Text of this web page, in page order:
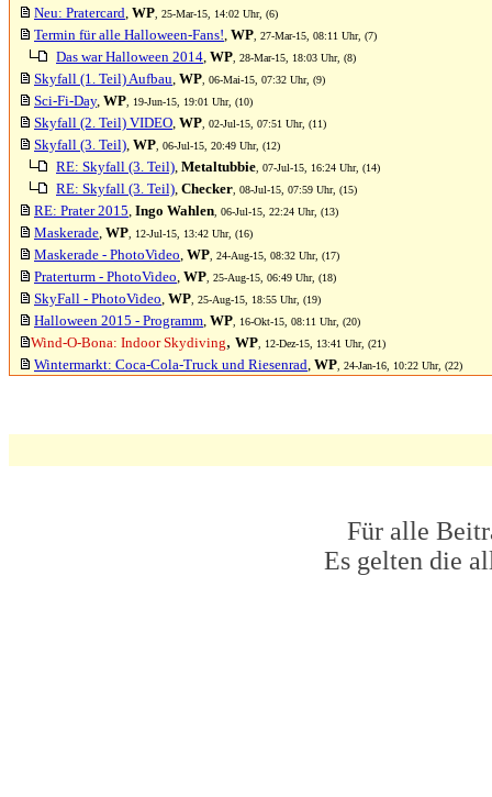
Neu: Pratercard, WP , 25-Mar-15, 14:02 Uhr, (6)
Termin für alle Halloween-Fans!, WP , 27-Mar-15, 08:11 Uhr, (7)
Das war Halloween 2014, WP , 28-Mar-15, 18:03 Uhr, (8)
Skyfall (1. Teil) Aufbau, WP , 06-Mai-15, 07:32 Uhr, (9)
Sci-Fi-Day, WP , 19-Jun-15, 19:01 Uhr, (10)
Skyfall (2. Teil) VIDEO, WP , 02-Jul-15, 07:51 Uhr, (11)
Skyfall (3. Teil), WP , 06-Jul-15, 20:49 Uhr, (12)
RE: Skyfall (3. Teil), Metaltubbie , 07-Jul-15, 16:24 Uhr, (14)
RE: Skyfall (3. Teil), Checker , 08-Jul-15, 07:59 Uhr, (15)
RE: Prater 2015, Ingo Wahlen , 06-Jul-15, 22:24 Uhr, (13)
Maskerade, WP , 12-Jul-15, 13:42 Uhr, (16)
Maskerade - PhotoVideo, WP , 24-Aug-15, 08:32 Uhr, (17)
Praterturm - PhotoVideo, WP , 25-Aug-15, 06:49 Uhr, (18)
SkyFall - PhotoVideo, WP , 25-Aug-15, 18:55 Uhr, (19)
Halloween 2015 - Programm, WP , 16-Okt-15, 08:11 Uhr, (20)
Wind-O-Bona: Indoor Skydiving, WP , 12-Dez-15, 13:41 Uhr, (21)
Wintermarkt: Coca-Cola-Truck und Riesenrad, WP , 24-Jan-16, 10:22 Uhr, (22)
Für alle
Es gelten die